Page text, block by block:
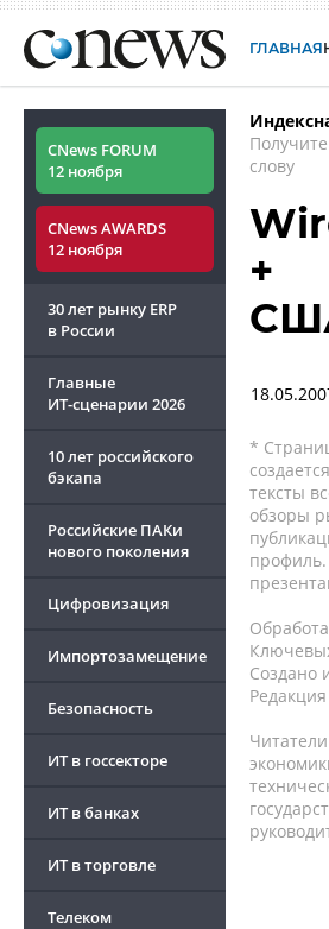
ГЛАВНАЯ
CNews FORUM
12 ноября
CNews AWARDS
12 ноября
30 лет рынку ERP
в России
Главные
ИТ-сценарии 2026
10 лет российского
бэкапа
Российские ПАКи
нового поколения
Цифровизация
Импортозамещение
Безопасность
ИТ в госсекторе
ИТ в банках
ИТ в торговле
Телеком
слову
+
*
тексты
обзоры
Создано